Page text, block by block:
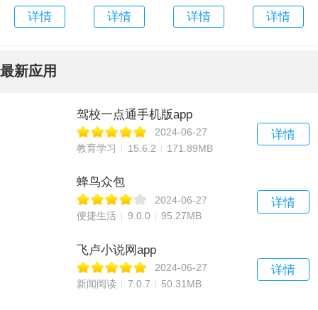
详情
详情
详情
详情
最新应用
驾校一点通手机版app
2024-06-27
教育学习
15.6.2 171.89MB
详情
蜂鸟众包
2024-06-27
便捷生活
9.0.0 95.27MB
详情
飞卢小说网app
2024-06-27
新闻阅读
7.0.7 50.31MB
详情